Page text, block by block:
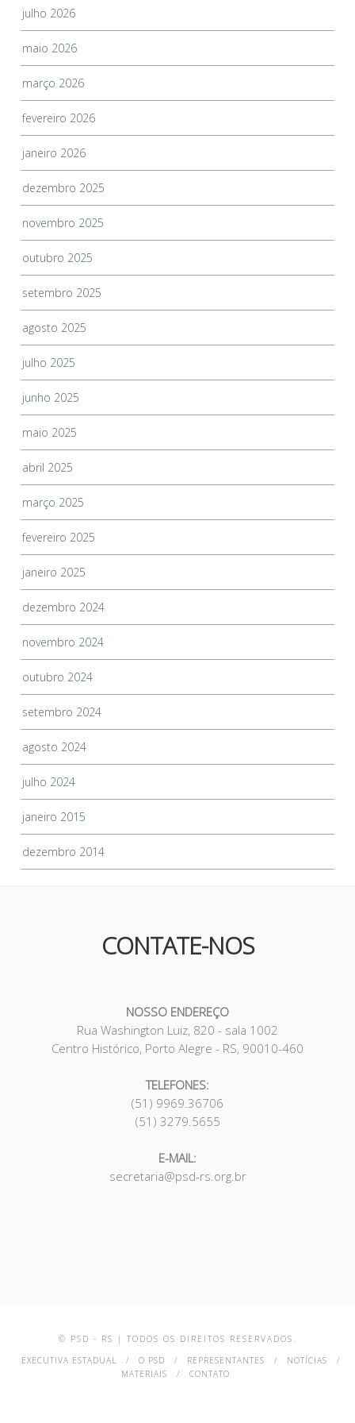
julho 2026
maio 2026
março 2026
fevereiro 2026
janeiro 2026
dezembro 2025
novembro 2025
outubro 2025
setembro 2025
agosto 2025
julho 2025
junho 2025
maio 2025
abril 2025
março 2025
fevereiro 2025
janeiro 2025
dezembro 2024
novembro 2024
outubro 2024
setembro 2024
agosto 2024
julho 2024
janeiro 2015
dezembro 2014
CONTATE-NOS
NOSSO ENDEREÇO
Rua Washington Luiz, 820 - sala 1002
Centro Histórico, Porto Alegre - RS, 90010-460
TELEFONES:
(51) 9969.36706
(51) 3279.5655
E-MAIL:
secretaria@psd-rs.org.br
© PSD - RS | TODOS OS DIREITOS RESERVADOS.
EXECUTIVA ESTADUAL
O PSD REPRESENTANTES
NOTÍCIAS
MATERIAIS
CONTATO